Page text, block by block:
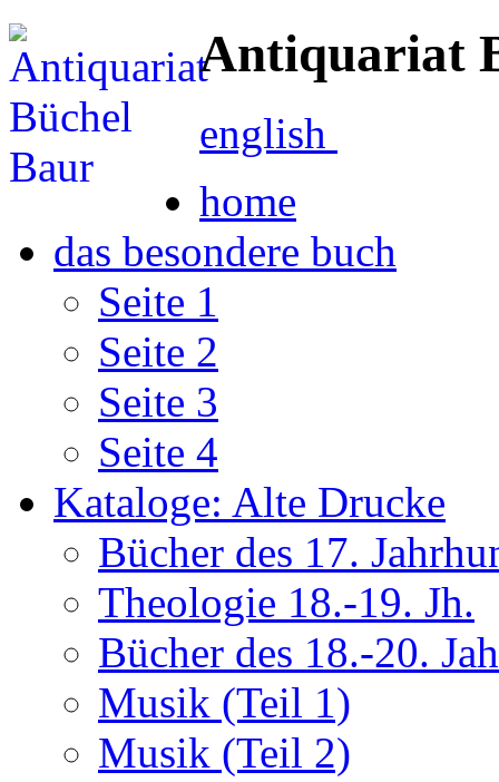
Antiquariat
english
home
das besondere buch
Seite 1
Seite 2
Seite 3
Seite 4
Kataloge: Alte Drucke
Bücher des 17.
Theologie 18.-19. Jh.
Bücher des 18.-20.
Musik (Teil 1)
Musik (Teil 2)